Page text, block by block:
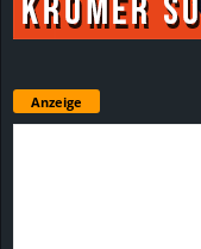
Anzeige